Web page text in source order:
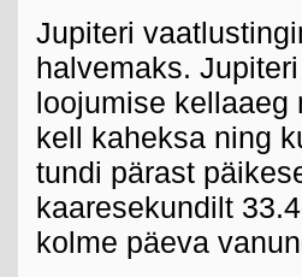
Jupiteri
halvemaks.
loojumise
kell kaheksa ning
tundi pärast
kaaresekundilt
kolme päeva